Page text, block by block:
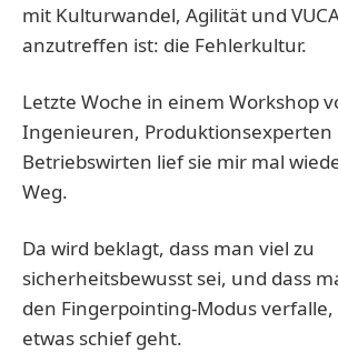
mit Kulturwandel, Agilität und
anzutreffen ist: die Fehlerkultur.
Letzte Woche in einem Workshop
Ingenieuren, Produktionsexperten
Betriebswirten lief sie mir mal
Weg.
Da wird beklagt, dass man viel zu
sicherheitsbewusst sei, und dass
den Fingerpointing-Modus
etwas schief geht.